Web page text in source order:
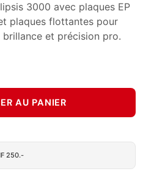
3000 avec plaques EP
plaques flottantes pour
et précision pro.
AU PANIER
250.-